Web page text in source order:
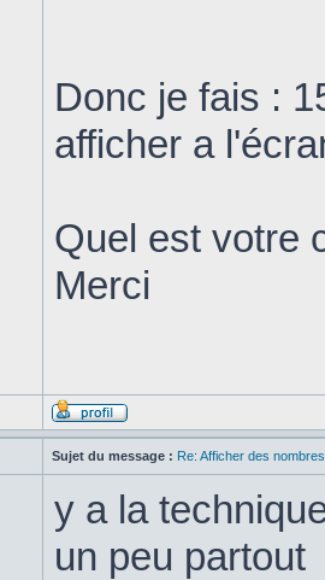
Donc je fais :
afficher a
Quel est votre
Merci
Sujet du message : Re: Afficher des
y a la
un peu partout